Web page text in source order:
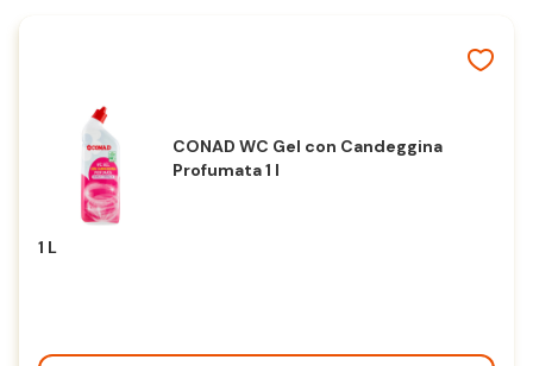
CONAD WC Gel con Candeggina
Profumata 1 l
1 L